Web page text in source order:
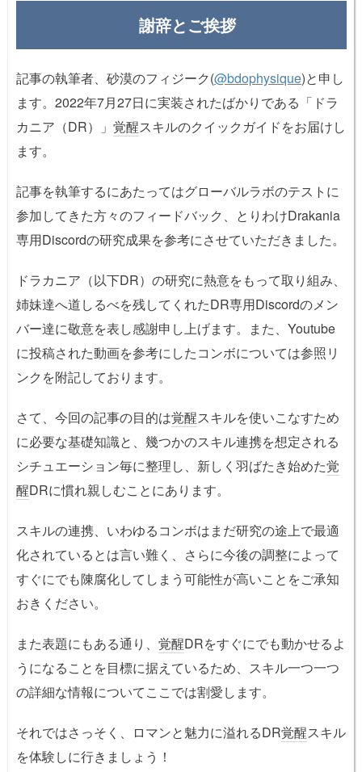
謝辞とご挨拶
記事の執筆者、砂漠のフィジーク(@bdophysique)と申し
ます。2022年7月27日に実装されたばかりである「ドラ
カニア（DR）」 覚醒スキルのクイックガイドをお届けし
ます。
記事を執筆するにあたってはグローバルラボのテストに
参加してきた方々のフィードバック、とりわけDrakania
専用Discordの研究成果を参考にさせていただきました。
ドラカニア（以下DR）の研究に熱意をもって取り組み、
姉妹達へ道しるべを残してくれたDR専用Discordのメン
バー達に敬意を表し感謝申し上げます。また、Youtube
に投稿された動画を参考にしたコンボについては参照リ
ンクを附記しております。
さて、今回の記事の目的は覚醒スキルを使いこなすため
に必要な基礎知識と、幾つかのスキル連携を想定される
シチュエーション毎に整理し、新しく羽ばたき始めた覚
醒DRに慣れ親しむことにあります。
スキルの連携、いわゆるコンボはまだ研究の途上で最適
化されているとは言い難く、さらに今後の調整によって
すぐにでも陳腐化してしまう可能性が高いことをご承知
おきください。
また表題にもある通り、 覚醒DRをすぐにでも動かせるよ
うになることを目標に据えているため、スキル一つ一つ
の詳細な情報についてここでは割愛します。
それではさっそく、ロマンと魅力に溢れるDR覚醒スキル
を体験しに行きましょう！